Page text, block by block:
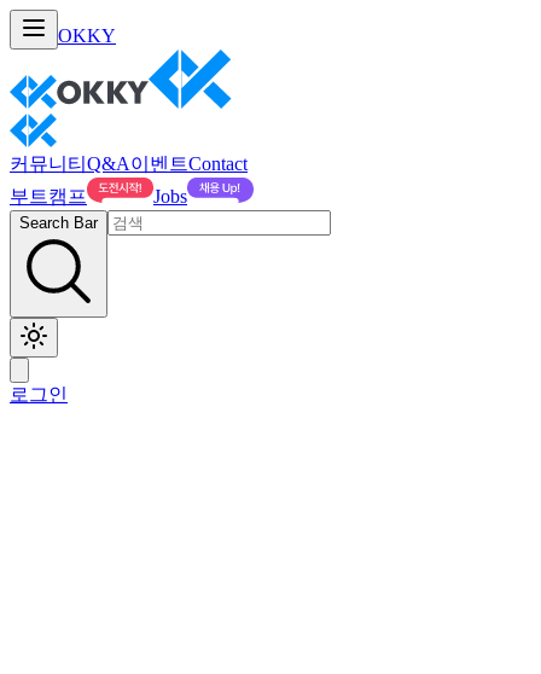
OKKY
커뮤니티 Q&A이벤트Contact
부트캠프
Jobs
Search Bar
로그인